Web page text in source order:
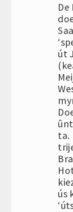
út
ta.
ús